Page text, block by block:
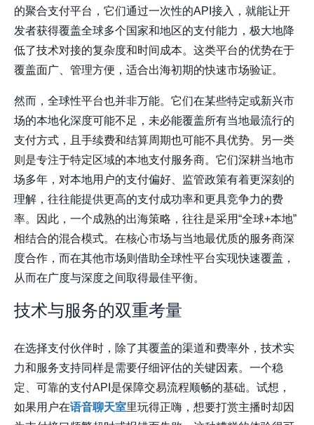
的聚合支付平台，它们通过一次性的API接入，就能让开
发者获得覆盖全球多个国家和地区的支付能力，极大地降
低了技术对接的复杂度和时间成本。这类平台的优势在于
覆盖面广、管理方便，适合出海初期的快速市场验证。
然而，全球性平台也并非万能。它们在某些特定或新兴市
场的本地化深度可能不足，未必能覆盖所有当地最流行的
支付方式，且手续费和结算周期也可能不具优势。另一类
则是专注于特定区域的本地支付服务商。它们深耕当地市
场多年，对本地用户的支付偏好、监管政策有着更深刻的
理解，往往能提供更高的支付成功率和更具竞争力的费
率。因此，一个成熟的出海策略，往往是采用“全球+本地”
相结合的混合模式。在核心市场与当地最优质的服务商深
度合作，而在其他市场则借助全球性平台实现快速覆盖，
从而在广度与深度之间取得最佳平衡。
技术与服务的双重考量
在选择支付伙伴时，除了其覆盖的渠道和费率外，技术实
力和服务支持同样是需要仔细评估的关键因素。一个稳
定、可靠的支付API是保障交易流程顺畅的基础。试想，
如果用户在语音聊天室里玩得正嗨，想要打赏主播时却因